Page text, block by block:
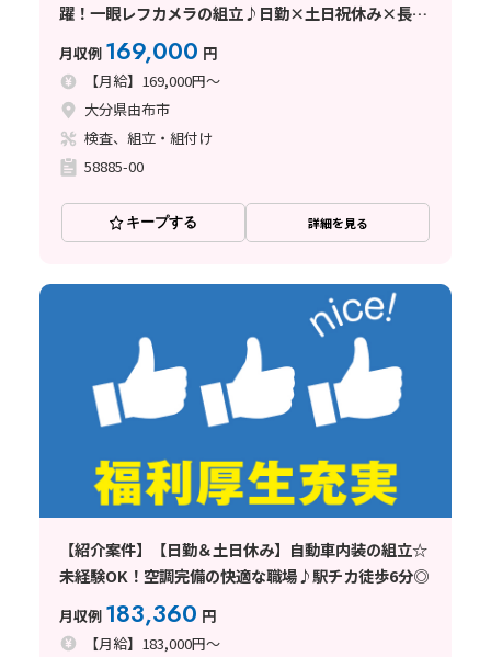
躍！一眼レフカメラの組立♪日勤×土日祝休み×長期
休暇あり
月収例 169,000 円
【月給】169,000円～
大分県由布市
検査、組立・組付け
58885-00
キープする 詳細を見る
【紹介案件】【日勤＆土日休み】自動車内装の組立☆
未経験OK！空調完備の快適な職場♪駅チカ徒歩6分◎
月収例 183,360 円
【月給】183,000円～